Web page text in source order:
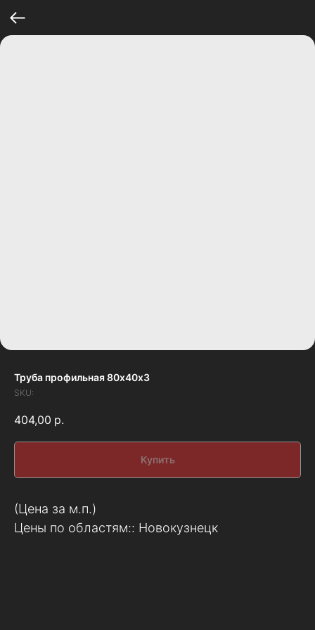
Труба профильная 80х40х3
SKU:
404,00 р.
Купить
(Цена за м.п.)
Цены по областям:: Новокузнецк